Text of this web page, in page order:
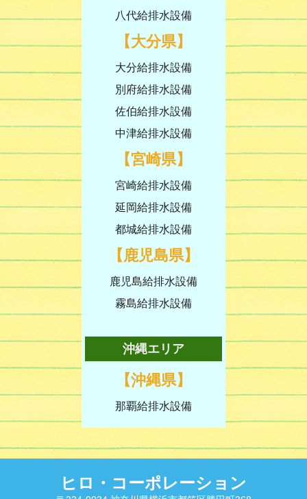
八代給排水設備
【大分県】
大分給排水設備
別府給排水設備
佐伯給排水設備
中津給排水設備
【宮崎県】
宮崎給排水設備
延岡給排水設備
都城給排水設備
【鹿児島県】
鹿児島給排水設備
霧島給排水設備
沖縄エリア
【沖縄県】
那覇給排水設備
ヒロ・コーポレーション